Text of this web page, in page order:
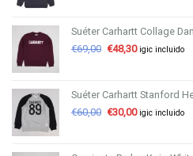
Suéter Carhartt Collage
€69,00 €48,30 igic incluido
Suéter Carhartt Stanford
€60,00 €30,00 igic incluido